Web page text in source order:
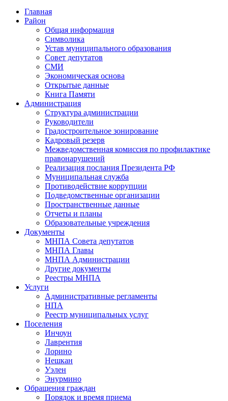
Главная
Район
Общая информация
Символика
Устав муниципального образования
Совет депутатов
СМИ
Экономическая основа
Открытые данные
Книга Памяти
Администрация
Структура администрации
Руководители
Градостроительное зонирование
Кадровый резерв
Межведомственная комиссия по профилактике
правонарушений
Реализация послания Президента РФ
Муниципальная служба
Противодействие коррупции
Подведомственные организации
Пространственные данные
Отчеты и планы
Образовательные учреждения
Документы
МНПА Совета депутатов
МНПА Главы
МНПА Администрации
Другие документы
Реестры МНПА
Услуги
Административные регламенты
НПА
Реестр муниципальных услуг
Поселения
Инчоун
Лаврентия
Лорино
Нешкан
Уэлен
Энурмино
Обращения граждан
Порядок и время приема